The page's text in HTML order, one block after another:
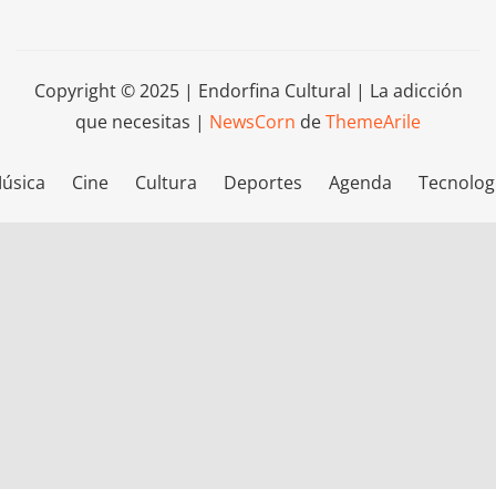
Copyright © 2025 | Endorfina Cultural | La adicción
que necesitas | NewsCorn deThemeArile
Cine Cultura Deportes Agenda